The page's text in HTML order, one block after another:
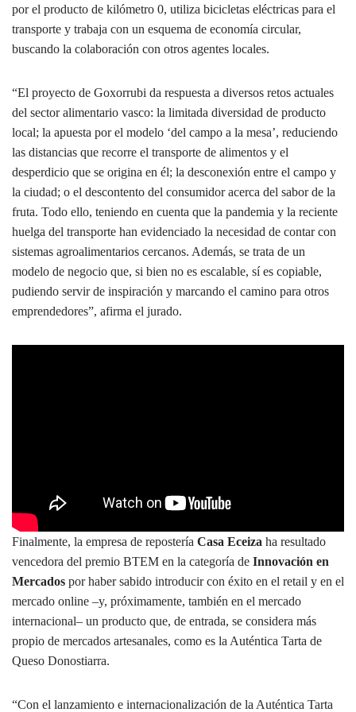
por el producto de kilómetro 0, utiliza bicicletas eléctricas para el
transporte y trabaja con un esquema de economía circular,
buscando la colaboración con otros agentes locales.
“El proyecto de Goxorrubi da respuesta a diversos retos actuales
del sector alimentario vasco: la limitada diversidad de producto
local; la apuesta por el modelo ‘del campo a la mesa’, reduciendo
las distancias que recorre el transporte de alimentos y el
desperdicio que se origina en él; la desconexión entre el campo y
la ciudad; o el descontento del consumidor acerca del sabor de la
fruta. Todo ello, teniendo en cuenta que la pandemia y la reciente
huelga del transporte han evidenciado la necesidad de contar con
sistemas agroalimentarios cercanos. Además, se trata de un
modelo de negocio que, si bien no es escalable, sí es copiable,
pudiendo servir de inspiración y marcando el camino para otros
emprendedores”, afirma el jurado.
Finalmente, la empresa de repostería Casa Eceiza ha resultado
vencedora del premio BTEM en la categoría de Innovación en
Mercados por haber sabido introducir con éxito en el retail y en el
mercado online –y, próximamente, también en el mercado
internacional– un producto que, de entrada, se considera más
propio de mercados artesanales, como es la Auténtica Tarta de
Queso Donostiarra.
“Con el lanzamiento e internacionalización de la Auténtica Tarta